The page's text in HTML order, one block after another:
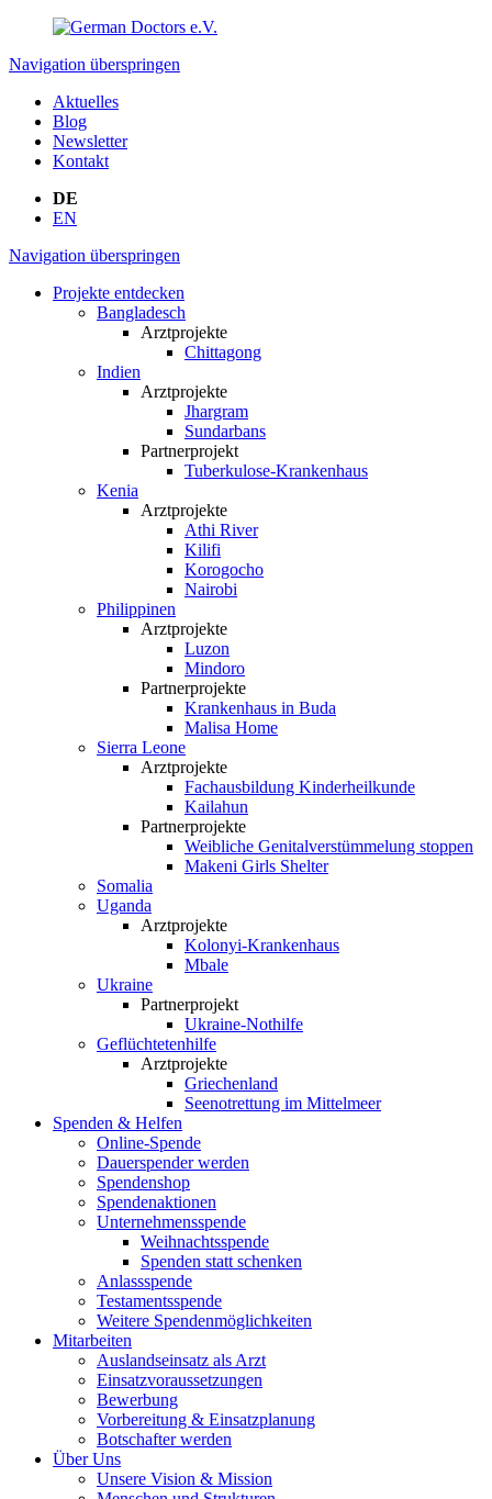
Navigation überspringen
Aktuelles
Blog
Newsletter
Kontakt
DE
EN
Navigation überspringen
Projekte entdecken
Bangladesch
Arztprojekte
Chittagong
Indien
Arztprojekte
Jhargram
Sundarbans
Partnerprojekt
Tuberkulose-Krankenhaus
Kenia
Arztprojekte
Athi River
Kilifi
Korogocho
Nairobi
Philippinen
Arztprojekte
Luzon
Mindoro
Partnerprojekte
Krankenhaus in Buda
Malisa Home
Sierra Leone
Arztprojekte
Fachausbildung Kinderheilkunde
Kailahun
Partnerprojekte
Weibliche Genital­verstümmelung stoppen
Makeni Girls Shelter
Somalia
Uganda
Arztprojekte
Kolonyi-Krankenhaus
Mbale
Ukraine
Partnerprojekt
Ukraine-Nothilfe
Geflüchtetenhilfe
Arztprojekte
Griechenland
Seenotrettung im Mittelmeer
Spenden & Helfen
Online-Spende
Dauerspender werden
Spendenshop
Spendenaktionen
Unternehmens­spende
Weihnachtsspende
Spenden statt schenken
Anlassspende
Testamentsspende
Weitere Spenden­möglichkeiten
Mitarbeiten
Auslandseinsatz als Arzt
Einsatzvoraussetzungen
Bewerbung
Vorbereitung & Einsatzplanung
Botschafter werden
Über Uns
Unsere Vision & Mission